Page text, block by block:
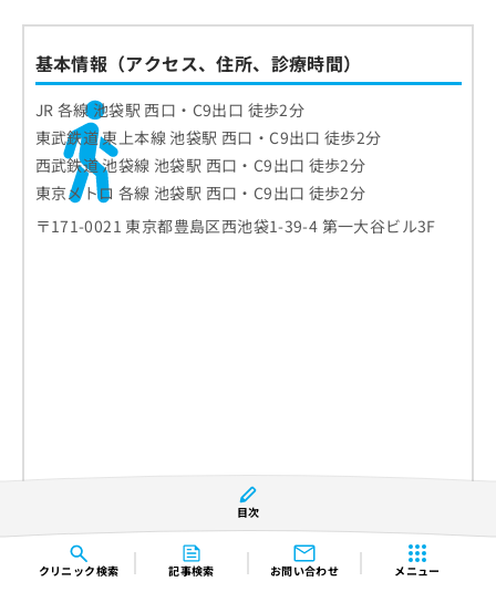
クリニック検索 記事検索 お問い合わせ メニュー
基本情報（アクセス、住所、診療時間）
JR 各線 池袋駅 西口・C9出口 徒歩2分
東武鉄道 東上本線 池袋駅 西口・C9出口 徒歩2分
西武鉄道 池袋線 池袋駅 西口・C9出口 徒歩2分
東京メトロ 各線 池袋駅 西口・C9出口 徒歩2分
〒171-0021 東京都豊島区西池袋1-39-4 第一大谷ビル3F
目次